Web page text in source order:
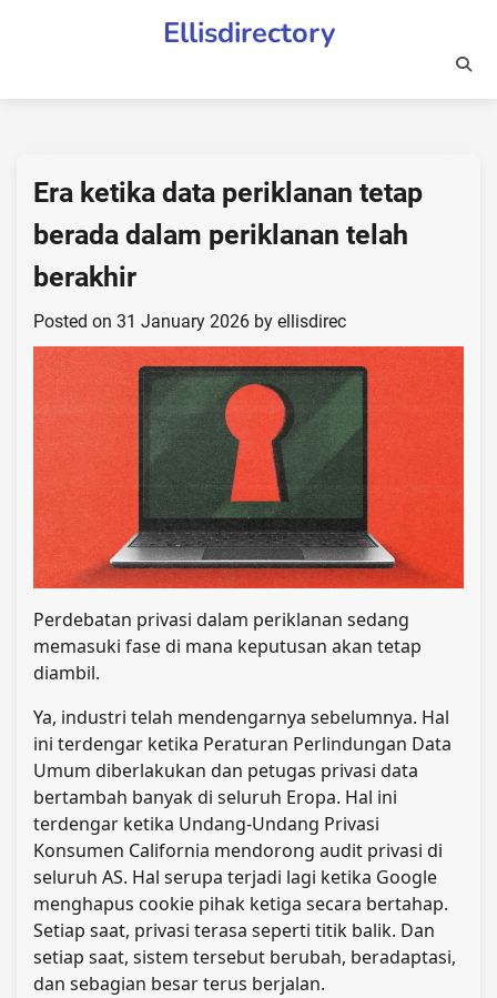
Ellisdirectory
Era ketika data periklanan tetap
berada dalam periklanan telah
berakhir
Posted on 31 January 2026 by ellisdirec
Perdebatan privasi dalam periklanan sedang
memasuki fase di mana keputusan akan tetap
diambil.
Ya, industri telah mendengarnya sebelumnya. Hal
ini terdengar ketika Peraturan Perlindungan Data
Umum diberlakukan dan petugas privasi data
bertambah banyak di seluruh Eropa. Hal ini
terdengar ketika Undang-Undang Privasi
Konsumen California mendorong audit privasi di
seluruh AS. Hal serupa terjadi lagi ketika Google
menghapus cookie pihak ketiga secara bertahap.
Setiap saat, privasi terasa seperti titik balik. Dan
setiap saat, sistem tersebut berubah, beradaptasi,
dan sebagian besar terus berjalan.